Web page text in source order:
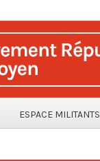
ESPACE MILITANTS